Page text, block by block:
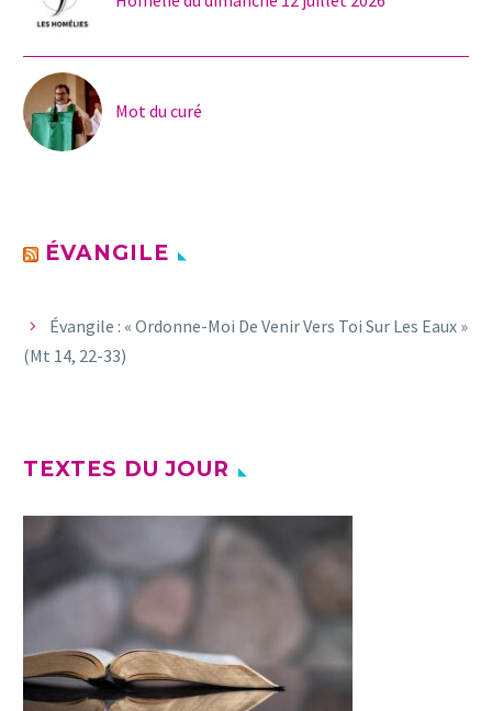
Mot du curé
ÉVANGILE
Évangile : « Ordonne-Moi De Venir Vers Toi Sur Les Eaux »
(Mt 14, 22-33)
TEXTES DU JOUR